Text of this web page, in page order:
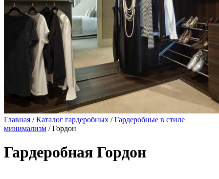
Главная /Каталог гардеробных /Гардеробные в стиле
минимализм / Гордон
Гардеробная Гордон